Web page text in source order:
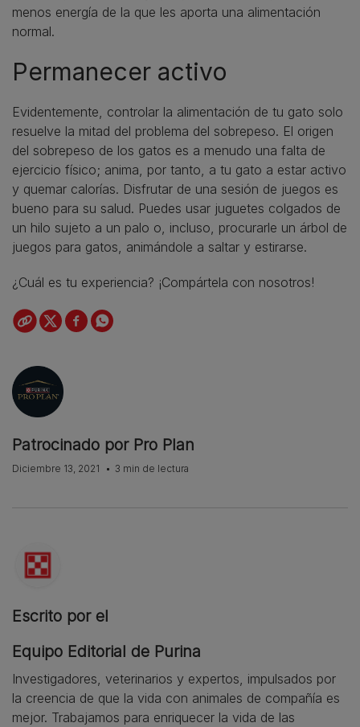
menos energía de la que les aporta una alimentación
normal.
Permanecer activo
Evidentemente, controlar la alimentación de tu gato solo
resuelve la mitad del problema del sobrepeso. El origen
del sobrepeso de los gatos es a menudo una falta de
ejercicio físico; anima, por tanto, a tu gato a estar activo
y quemar calorías. Disfrutar de una sesión de juegos es
bueno para su salud. Puedes usar juguetes colgados de
un hilo sujeto a un palo o, incluso, procurarle un árbol de
juegos para gatos, animándole a saltar y estirarse.
¿Cuál es tu experiencia? ¡Compártela con nosotros!
Patrocinado por Pro Plan
Diciembre 13, 2021 3 min de lectura
Escrito por el
Equipo Editorial de Purina
Investigadores, veterinarios y expertos, impulsados por
la creencia de que la vida con animales de compañía es
mejor. Trabajamos para enriquecer la vida de las